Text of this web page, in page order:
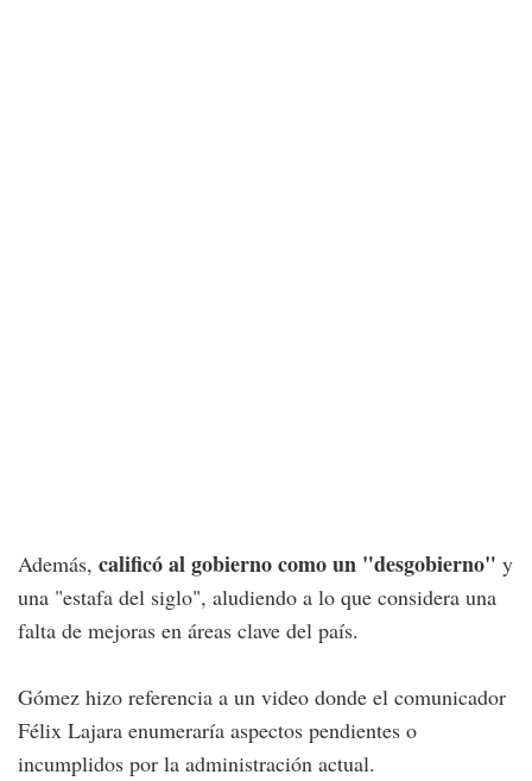
Además, calificó al gobierno como un "desgobierno" y
una "estafa del siglo", aludiendo a lo que considera una
falta de mejoras en áreas clave del país.
Gómez hizo referencia a un video donde el comunicador
Félix Lajara enumeraría aspectos pendientes o
incumplidos por la administración actual.